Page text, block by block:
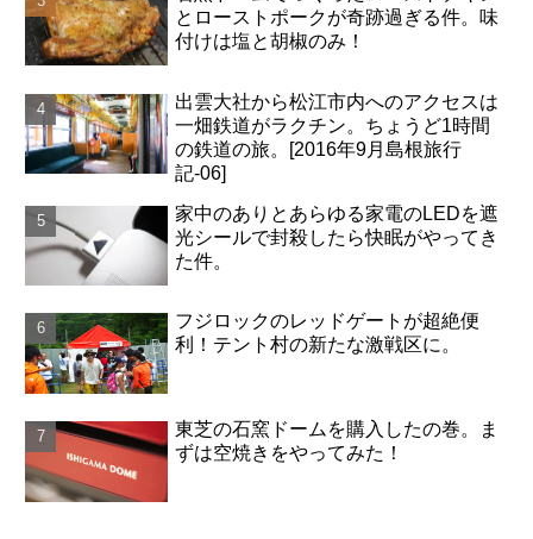
とローストポークが奇跡過ぎる件。味
付けは塩と胡椒のみ！
出雲大社から松江市内へのアクセスは
一畑鉄道がラクチン。ちょうど1時間
の鉄道の旅。[2016年9月島根旅行
記-06]
家中のありとあらゆる家電のLEDを遮
光シールで封殺したら快眠がやってき
た件。
フジロックのレッドゲートが超絶便
利！テント村の新たな激戦区に。
東芝の石窯ドームを購入したの巻。ま
ずは空焼きをやってみた！